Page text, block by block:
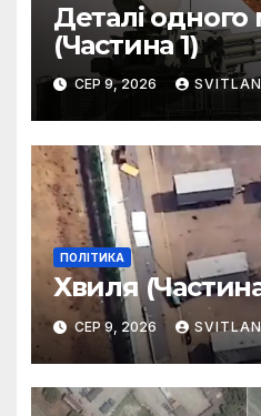
Деталі одного
(Частина 1)
СЕР 9, 2026
ПОЛІТИКА
Хвиля
СЕР 9, 2026